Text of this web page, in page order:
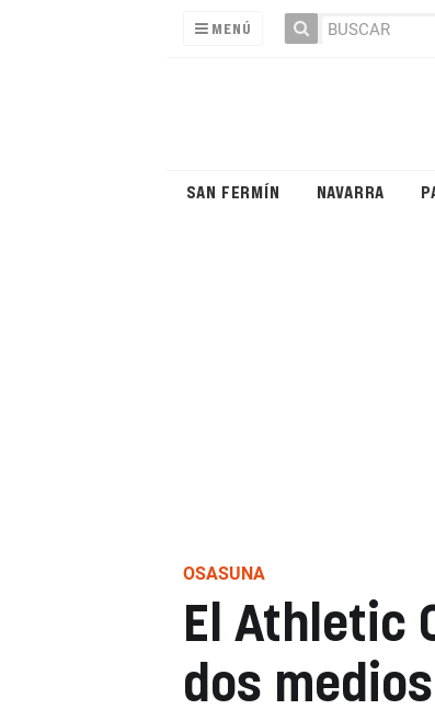
MENÚ
SAN FERMÍN NAVARRA
OSASUNA
El Athletic
dos